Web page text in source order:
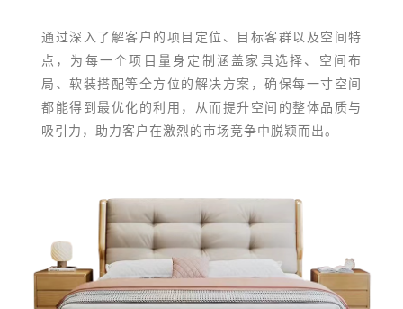
通过深入了解客户的项目定位、目标客群以及空间特
点，为每一个项目量身定制涵盖家具选择、空间布
局、软装搭配等全方位的解决方案，确保每一寸空间
都能得到最优化的利用，从而提升空间的整体品质与
吸引力，助力客户在激烈的市场竞争中脱颖而出。